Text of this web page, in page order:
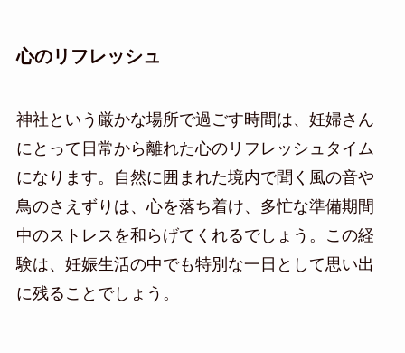
心のリフレッシュ
神社という厳かな場所で過ごす時間は、妊婦さん
にとって日常から離れた心のリフレッシュタイム
になります。自然に囲まれた境内で聞く風の音や
鳥のさえずりは、心を落ち着け、多忙な準備期間
中のストレスを和らげてくれるでしょう。この経
験は、妊娠生活の中でも特別な一日として思い出
に残ることでしょう。